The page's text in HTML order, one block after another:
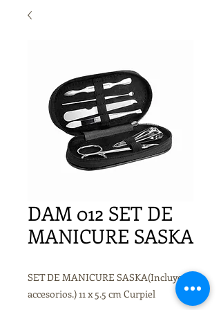
DAM 012 SET DE
MANICURE SASKA
SET DE MANICURE SASKA(Incluye 6
accesorios.) 11 x 5.5 cm Curpiel